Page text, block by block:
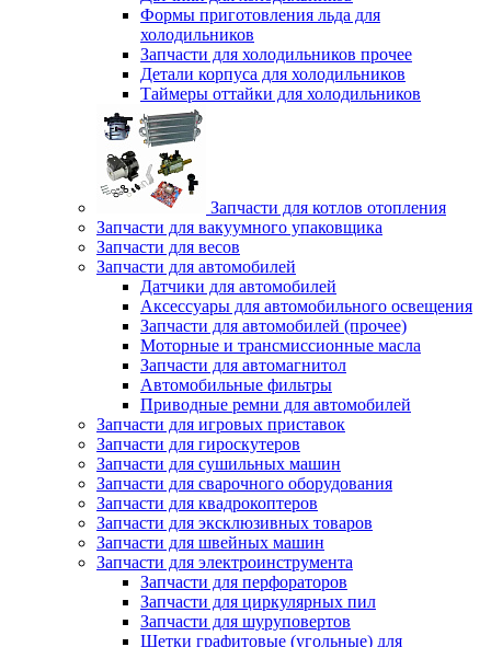
Формы приготовления льда для
холодильников
Запчасти для холодильников прочее
Детали корпуса для холодильников
Таймеры оттайки для холодильников
Запчасти для котлов отопления
Запчасти для вакуумного упаковщика
Запчасти для весов
Запчасти для автомобилей
Датчики для автомобилей
Аксессуары для автомобильного освещения
Запчасти для автомобилей (прочее)
Моторные и трансмиссионные масла
Запчасти для автомагнитол
Автомобильные фильтры
Приводные ремни для автомобилей
Запчасти для игровых приставок
Запчасти для гироскутеров
Запчасти для сушильных машин
Запчасти для сварочного оборудования
Запчасти для квадрокоптеров
Запчасти для эксклюзивных товаров
Запчасти для швейных машин
Запчасти для электроинструмента
Запчасти для перфораторов
Запчасти для циркулярных пил
Запчасти для шуруповертов
Щетки графитовые (угольные) для